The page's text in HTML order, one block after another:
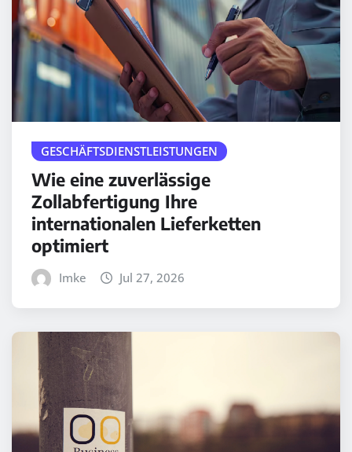
GESCHÄFTSDIENSTLEISTUNGEN
Wie eine zuverlässige
Zollabfertigung Ihre
internationalen Lieferketten
optimiert
Imke Jul 27, 2026